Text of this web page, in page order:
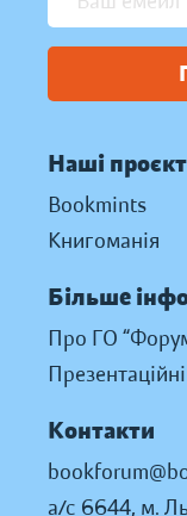
Наші
Bookmints
Книгоманія
Більше
Про ГО
Контакти
а/с 6644, м.